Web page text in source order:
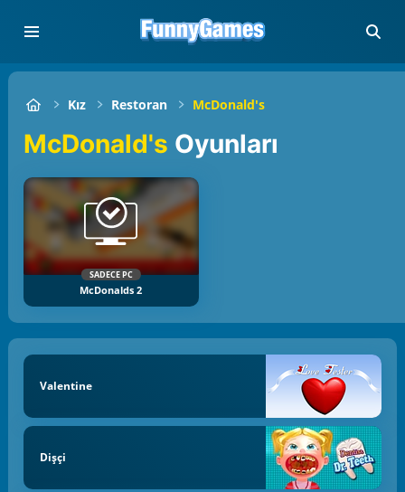
Kız Restoran McDonald's
McDonald's Oyunları
SADECE PC
McDonalds 2
Valentine
Dişçi